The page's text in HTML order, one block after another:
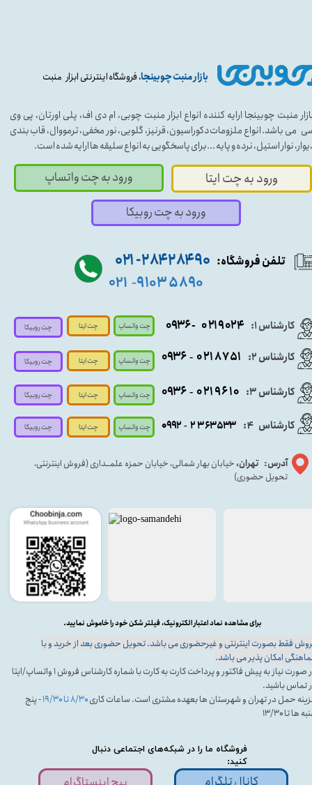
بازار منبت چوبینجا، فروشگاه اینترنتی ابزار منبت
فروشگاه ما را در شبکه‌های اجتماعی دنبال
کنید:
منبت چوبینجا ارایه کننده انواع ابزار منبت چوبی، ام دی اف، پلی اورتان، پی وی
می باشد. انواع ملزومات دکوراسیون، قرنیز، گلویی، نور مخفی، ترمووال، قاب بندی
نوار استیل، نرده و پایه ...برای پاسخگویی به انواع سلیقه ها ارایه شده است.
کارشناس ۱: ۰۲۱۹۰۲۴ - ۰۹۳۶
آدرس: تهران، خیابان بهار شمالی، خیابان حمزه علمــداری (فروش اینترنتی،
تحویل حضوری)
ورود به چت ایتا ورود به چت واتساپ
تلفن فروشگاه: ۹۰ ۲۸۴ ۲۸۴- ۰۲۱
۵۸۹۰ ۹۱۰۳ -۰۲۱
کارشناس ۳: ۰۲۱۹۶۱۰ -۰۹۳۶
فقط بصورت اینترنتی و غیرحضوری می باشد. تحویل حضوری بعد از خرید و با
امکان پذیر می باشد.
در صورت نیاز به پیش فاکتور و پرداخت کارت به کارت با شماره کارشناس فروش ۱ واتساپ/ایتا
تماس باشید.
حمل در تهران و شهرستان ها بعهده مشتری است. ساعات کاری۸/۳۰ تا ۱۹/۳۰
- پنج
ها تا ۱۳/۳۰
برای مشاهده نماد اعتبار الکترونیک، فیلتر شکن خود را خاموش نمایید.
کارشناس ۲: ۰۲۱۸۷۵۱ - ۰۹۳۶
ورود به چت روبیکا
کارشناس 4
: ۲۳۶۳۵۳۳ - ۰۹۹۲
چت واتساپ
چت واتساپ
چت واتساپ
چت واتساپ
چت ایتا
چت ایتا
چت ایتا
چت ایتا
چت روبیکا
چت روبیکا
چت روبیکا
چت روبیکا